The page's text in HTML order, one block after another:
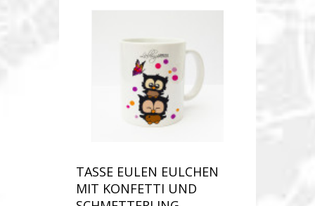
TASSE EULEN EULCHEN
MIT KONFETTI UND